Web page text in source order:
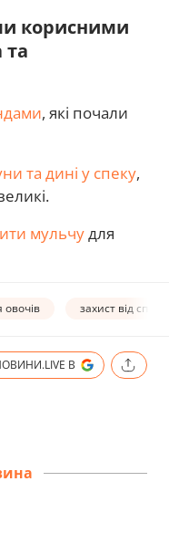
корисними
та
, які почали
та дині у спеку,
мульчудля
захист від спеки
В